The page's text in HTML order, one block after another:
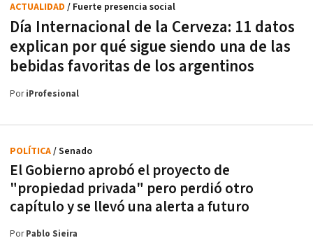
Día Internacional de la Cerveza: 11 datos
explican por qué sigue siendo una de las
bebidas favoritas de los argentinos
ACTUALIDAD / Fuerte presencia social
PoriProfesional
El Gobierno aprobó el proyecto de
"propiedad privada" pero perdió otro
capítulo y se llevó una alerta a futuro
POLÍTICA/ Senado
PorPablo Sieira